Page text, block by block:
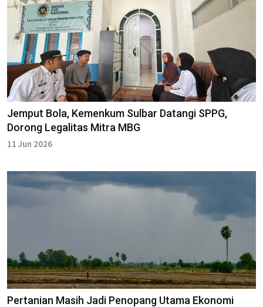
Jemput Bola, Kemenkum Sulbar Datangi SPPG,
Dorong Legalitas Mitra MBG
11 Jun 2026
Pertanian Masih Jadi Penopang Utama Ekonomi